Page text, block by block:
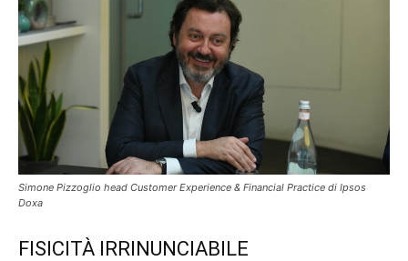
Simone Pizzoglio head Customer Experience & Financial Practice di Ipsos
Doxa
FISICITÀ IRRINUNCIABILE